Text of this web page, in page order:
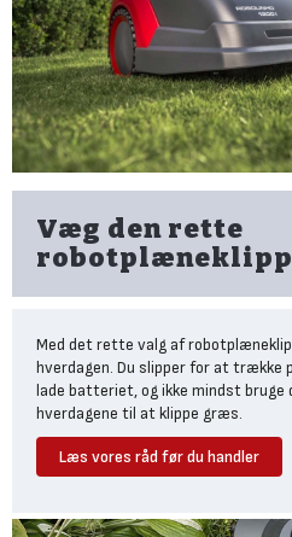
Væg den rette
Med det rette valg af
hverdagen. Du slipper for at trække
lade batteriet, og ikke mindst
hverdagene til at klippe græs.
Se frem til en
Læs vores råd før du handler